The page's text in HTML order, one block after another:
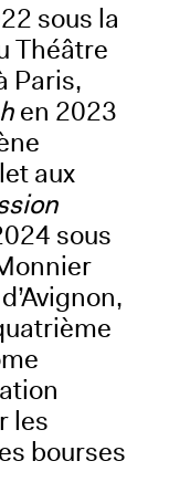
sous la
Théâtre
Paris,
en 2023
aux
sous
les
bourses